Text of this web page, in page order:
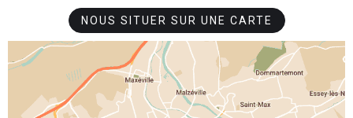
NOUS SITUER SUR UNE CARTE